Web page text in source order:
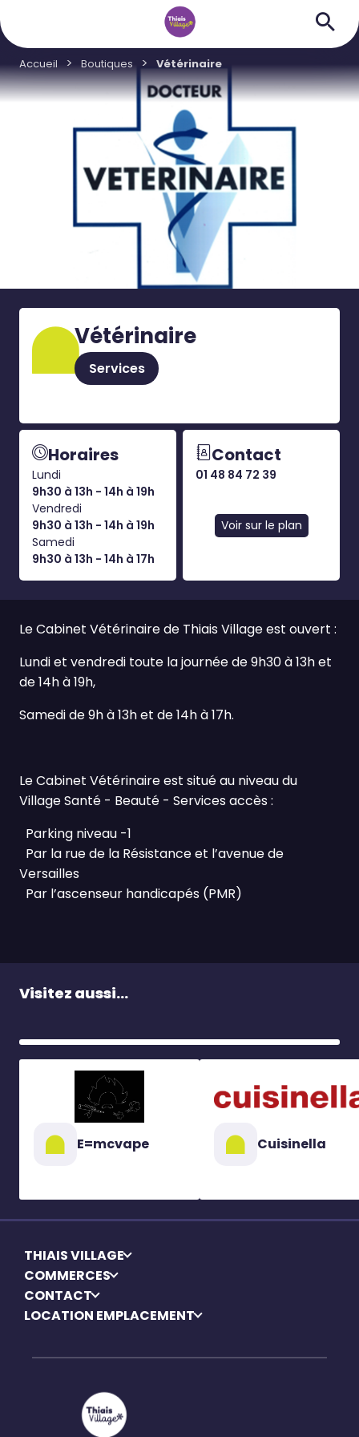
Accueil Boutiques Vétérinaire
Vétérinaire
Services
Horaires
Lundi
9h30 à 13h - 14h à 19h
Vendredi
9h30 à 13h - 14h à 19h
Samedi
9h30 à 13h - 14h à 17h
Contact
01 48 84 72 39
Voir sur le plan
Le Cabinet Vétérinaire de Thiais Village est ouvert :
Lundi et vendredi toute la journée de 9h30 à 13h et
de 14h à 19h,
Samedi de 9h à 13h et de 14h à 17h.
Le Cabinet Vétérinaire est situé au niveau du
Village Santé - Beauté - Services accès :
Parking niveau -1
Par la rue de la Résistance et l’avenue de
Versailles
Par l’ascenseur handicapés (PMR)
Visitez aussi...
E=mcvape Cuisinella
THIAIS VILLAGE
COMMERCES
CONTACT
LOCATION EMPLACEMENT